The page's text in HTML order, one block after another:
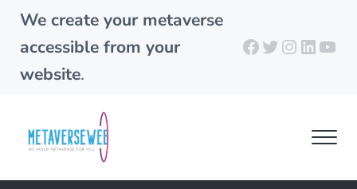
Skip to main content
Skip to header right navigation
Skip to site footer
We create your metaverse
accessible from your
website.
Facebook
Twitter
metaverseweb.cloud
Building your metaverse